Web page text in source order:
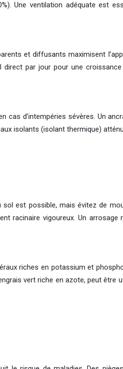
Une ventilation adéquate est
et diffusants maximisent
par jour pour une
d’intempéries sévères. Un
isolants (isolant thermique)
est possible, mais évitez de
racinaire vigoureux. Un arrosage
riches en potassium et
vert riche en azote, peut être